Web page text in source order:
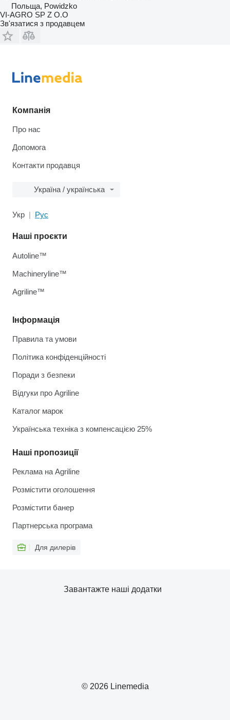
Польща, Powidzko
VI-AGRO SP Z O.O
Зв'язатися з продавцем
Компанія
Про нас
Допомога
Контакти продавця
Україна / українська
Укр Рус
Інформація
Правила та умови
Політика конфіденційності
Поради з безпеки
Відгуки про Agriline
Каталог марок
Українська техніка з компенсацією 25%
Наші пропозиції
Реклама на Agriline
Розмістити оголошення
Розмістити банер
Партнерська програма
Для дилерів
Наші проєкти
Autoline™
Machineryline™
Agriline™
© 2026 Linemedia
Завантажте наші додатки